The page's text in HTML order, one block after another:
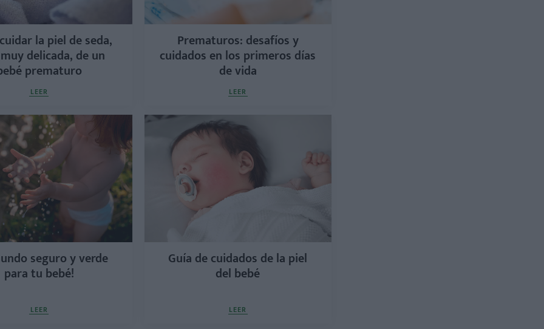
la piel de seda,
delicada, de un
prematuro
LEER
Prematuros: desafíos y
cuidados en los primeros días
de vida
LEER
seguro y verde
para tu bebé!
LEER
Guía de cuidados de la piel
del bebé
LEER